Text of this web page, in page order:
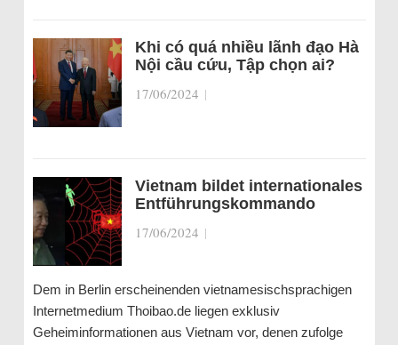
Khi có quá nhiều lãnh đạo Hà
Nội cầu cứu, Tập chọn ai?
17/06/2024 |
Vietnam bildet internationales
Entführungskommando
17/06/2024 |
Dem in Berlin erscheinenden vietnamesischsprachigen
Internetmedium Thoibao.de liegen exklusiv
Geheiminformationen aus Vietnam vor, denen zufolge